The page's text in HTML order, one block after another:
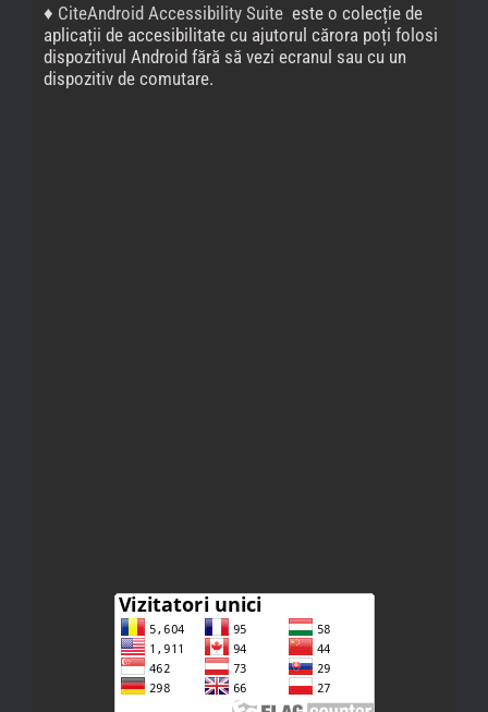
♦ CiteAndroid Accessibility Suite este o colecție de
aplicații de accesibilitate cu ajutorul cărora poți folosi
dispozitivul Android fără să vezi ecranul sau cu un
dispozitiv de comutare.